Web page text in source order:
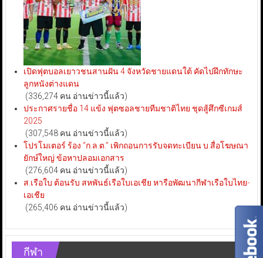
เปิดฟุตบอลเยาวชนสานฝัน 4 จังหวัดชายแดนใต้ คัดไปฝึกทักษะ
ลูกหนังต่างแดน
(336,274 คน อ่านข่าวนี้แล้ว)
ประกาศรายชื่อ 14 แข้ง ฟุตซอลชายทีมชาติไทย ชุดสู้ศึกซีเกมส์
2025
(307,548 คน อ่านข่าวนี้แล้ว)
โปรโมเตอร์ ร้อง “ก.ล.ต.” เพิกถอนการรับจดทะเบียน บ.สื่อโฆษณา
ยักษ์ใหญ่ ข้อหาปลอมเอกสาร
(276,604 คน อ่านข่าวนี้แล้ว)
ส.เรือใบ ต้อนรับ สหพันธ์เรือใบเอเชีย หารือพัฒนากีฬาเรือใบไทย-
เอเชีย
(265,406 คน อ่านข่าวนี้แล้ว)
กีฬา